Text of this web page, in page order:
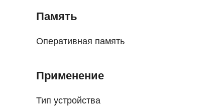
Память
Оперативная память
Применение
Тип устройства